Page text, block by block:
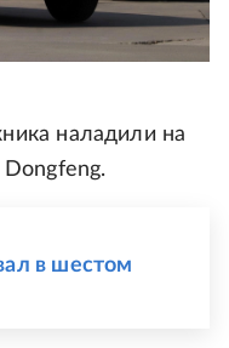
наладили на
в шестом